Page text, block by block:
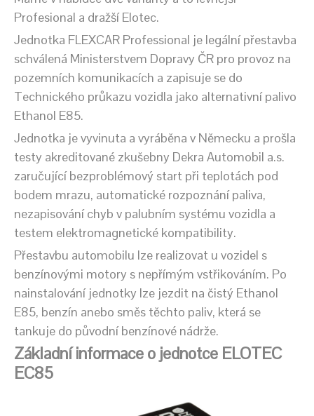
Profesional a dražší Elotec.
Jednotka FLEXCAR Professional je legální přestavba
schválená Ministerstvem Dopravy ČR pro provoz na
pozemních komunikacích a zapisuje se do
Technického průkazu vozidla jako alternativní palivo
Ethanol E85.
Jednotka je vyvinuta a vyráběna v Německu a prošla
testy akreditované zkušebny Dekra Automobil a.s.
zaručující bezproblémový start při teplotách pod
bodem mrazu, automatické rozpoznání paliva,
nezapisování chyb v palubním systému vozidla a
testem elektromagnetické kompatibility.
Přestavbu automobilu lze realizovat u vozidel s
benzínovými motory s nepřímým vstřikováním. Po
nainstalování jednotky lze jezdit na čistý Ethanol
E85, benzín anebo směs těchto paliv, která se
tankuje do původní benzínové nádrže.
Základní informace o jednotce ELOTEC
EC85